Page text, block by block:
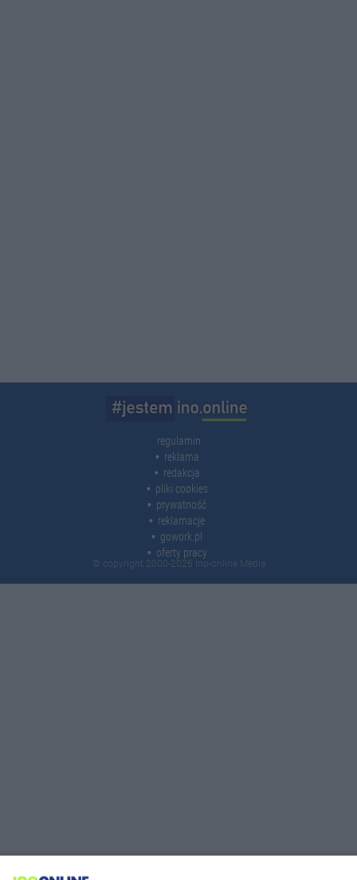
regulamin
reklama
redakcja
pliki cookies
prywatność
reklamacje
gowork.pl
oferty pracy
© copyright 2000-2026 Ino-online Media